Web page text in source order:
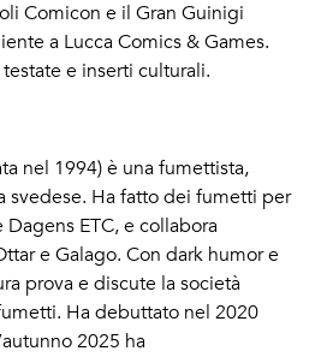
Comicon e il Gran Guinigi
a Lucca Comics & Games.
e inserti culturali.
nel 1994) è una fumettista,
svedese. Ha fatto dei fumetti per
ETC, e collabora
e Galago. Con dark humor e
prova e discute la società
Ha debuttato nel 2020
2025 ha